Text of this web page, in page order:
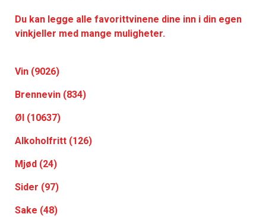
Du kan legge alle favorittvinene dine inn i din egen
vinkjeller med mange muligheter.
Vin (9026)
Brennevin (834)
Øl (10637)
Alkoholfritt (126)
Mjød (24)
Sider (97)
Sake (48)